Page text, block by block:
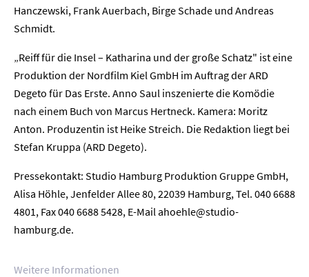
Hanczewski, Frank Auerbach, Birge Schade und Andreas
Schmidt.
„Reiff für die Insel – Katharina und der große Schatz" ist eine
Produktion der Nordfilm Kiel GmbH im Auftrag der ARD
Degeto für Das Erste. Anno Saul inszenierte die Komödie
nach einem Buch von Marcus Hertneck. Kamera: Moritz
Anton. Produzentin ist Heike Streich. Die Redaktion liegt bei
Stefan Kruppa (ARD Degeto).
Pressekontakt: Studio Hamburg Produktion Gruppe GmbH,
Alisa Höhle, Jenfelder Allee 80, 22039 Hamburg, Tel. 040 6688
4801, Fax 040 6688 5428, E-Mail ahoehle@studio-
hamburg.de.
Weitere Informationen
Presse
Karriere
Kontakt
Datenschutz Impressum